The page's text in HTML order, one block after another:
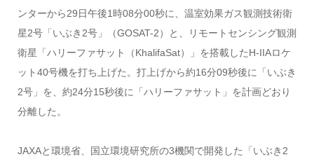
ンターから29日午後1時08分00秒に、温室効果ガス観測技術衛
星2号「いぶき2号」（GOSAT-2）と、リモートセンシング観測
衛星「ハリーファサット（KhalifaSat）」を搭載したH-IIAロケ
ット40号機を打ち上げた。打上げから約16分09秒後に「いぶき
2号」を、約24分15秒後に「ハリーファサット」を計画どおり
分離した。
JAXAと環境省、国立環境研究所の3機関で開発した「いぶき2